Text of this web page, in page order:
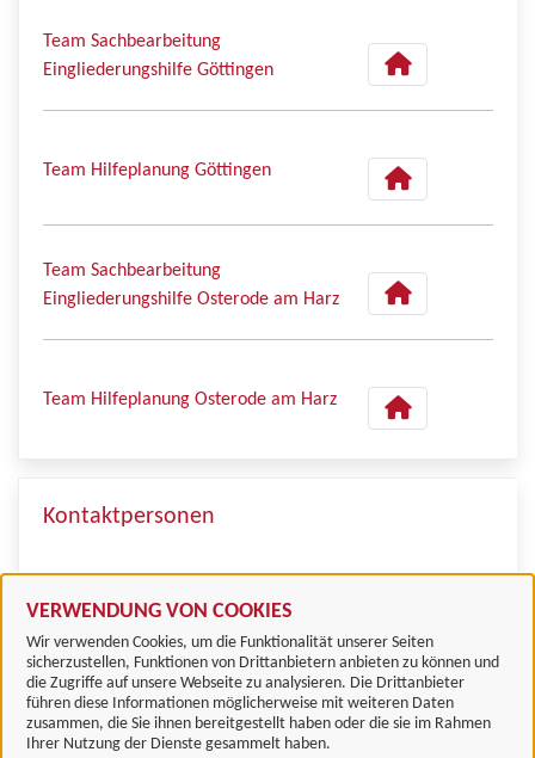
VERWENDUNG VON COOKIES
Wir verwenden Cookies, um die Funktionalität unserer Seiten
sicherzustellen, Funktionen von Drittanbietern anbieten zu können und
die Zugriffe auf unsere Webseite zu analysieren. Die Drittanbieter
führen diese Informationen möglicherweise mit weiteren Daten
zusammen, die Sie ihnen bereitgestellt haben oder die sie im Rahmen
Ihrer Nutzung der Dienste gesammelt haben.
Team Sachbearbeitung
Eingliederungshilfe Göttingen
Team Hilfeplanung Göttingen
Team Sachbearbeitung
Eingliederungshilfe Osterode am Harz
Team Hilfeplanung Osterode am Harz
Kontaktpersonen
Landkreis Göttingen